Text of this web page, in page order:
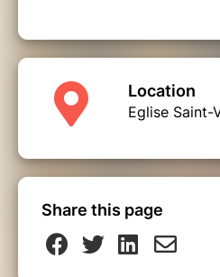
Location
Eglise Saint-
Share this page